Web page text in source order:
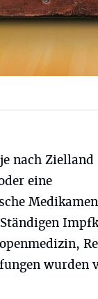
nach Zielland
eine